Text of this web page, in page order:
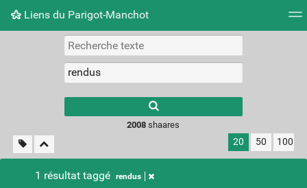
Liens du Parigot-Manchot
Nuage de tags Mur d'images
2008 shaares
20 50 100
1 résultat taggé rendus